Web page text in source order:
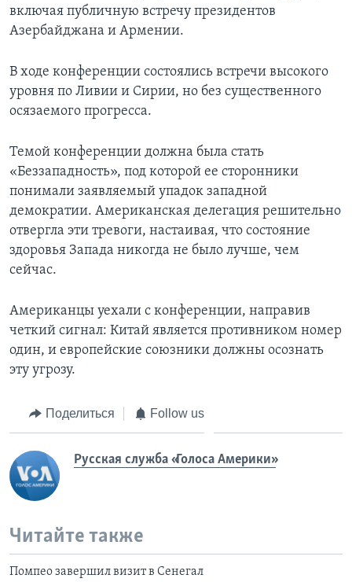
включая публичную встречу президентов
Азербайджана и Армении.
В ходе конференции состоялись встречи высокого
уровня по Ливии и Сирии, но без существенного
осязаемого прогресса.
Темой конференции должна была стать
«Беззападность», под которой ее сторонники
понимали заявляемый упадок западной
демократии. Американская делегация решительно
отвергла эти тревоги, настаивая, что состояние
здоровья Запада никогда не было лучше, чем
сейчас.
Американцы уехали с конференции, направив
четкий сигнал: Китай является противником номер
один, и европейские союзники должны осознать
эту угрозу.
Поделиться Follow us
Русская служба «Голоса Америки»
Читайте также
Помпео завершил визит в Сенегал